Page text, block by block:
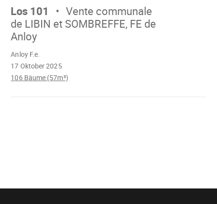
Los 101
Vente communale
de LIBIN et SOMBREFFE, FE de
Anloy
17 Oktober 2025
Anloy F.e.
106 Bäume (57m³)
Sekundärnavigation